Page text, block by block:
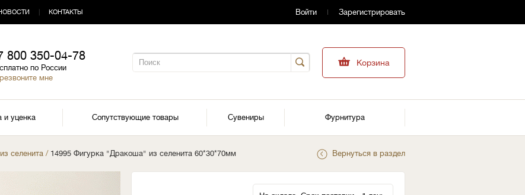
КОНТАКТЫ Войти Зарегистрировать
800 350-04-78
по России
мне
Корзина
и уценка Сопутствующие товары Сувениры Фурнитура
селенита / 14995 Фигурка "Дракоша" из селенита 60*30*70мм Вернуться в раздел